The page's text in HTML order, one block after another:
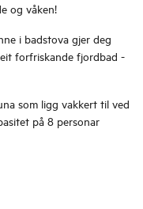
og våken!
i badstova gjer deg
forfriskande fjordbad -
som ligg vakkert til ved
på 8 personar